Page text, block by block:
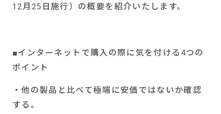
12月 25 日施行）の概要を紹介いたします。
■インターネットで購入の際に気を付ける 4つの
ポイント
・他の製品と比べて極端に安価ではないか確認
する。